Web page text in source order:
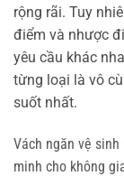
rộng rãi. Tuy
điểm và nhược
yêu cầu khác
từng loại là vô
suốt nhất.
Vách ngăn vệ
minh cho không